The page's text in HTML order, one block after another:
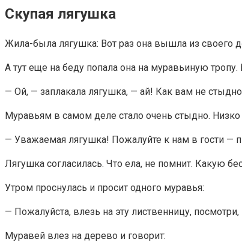
Скупая лягушка
Жила-была лягушка: Вот раз она вышла из своего
А тут еще на беду попала она на муравьиную
— Ой, — заплакала лягушка, — ай! Как вам не
Муравьям в самом деле стало очень стыдно. Низко
— Уважаемая лягушка! Пожалуйте к нам в гости —
Лягушка согласилась. Что ела, не помнит. Какую
Утром проснулась и просит одного муравья:
— Пожалуйста, влезь на эту лиственницу,
Муравей влез на дерево и говорит: